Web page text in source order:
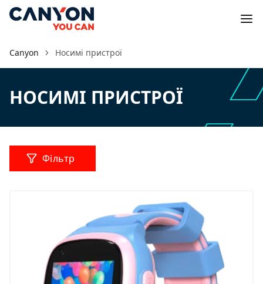
Canyon Носимі пристрої
НОСИМІ ПРИСТРОЇ
Фільтр